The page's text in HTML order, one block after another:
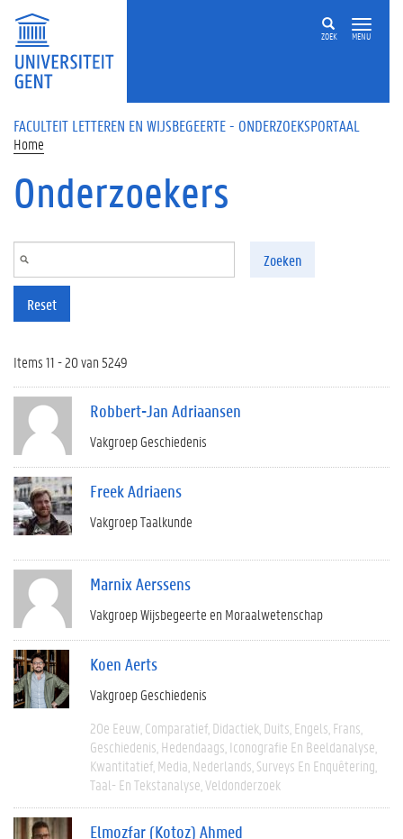
Overslaan en naar de inhoud gaan
ZOEK MENU
FACULTEIT LETTEREN EN WIJSBEGEERTE - ONDERZOEKSPORTAAL
Home
Onderzoekers
Zoeken
Reset
Items 11 - 20 van 5249
Robbert-Jan Adriaansen
Vakgroep Geschiedenis
Freek Adriaens
Vakgroep Taalkunde
Marnix Aerssens
Vakgroep Wijsbegeerte en Moraalwetenschap
Koen Aerts
Vakgroep Geschiedenis
20e Eeuw Comparatief Didactiek Duits Engels Frans
Geschiedenis Hedendaags Iconografie En Beeldanalyse
Kwantitatief Media Nederlands Surveys En Enquêtering
Taal- En Tekstanalyse Veldonderzoek
Elmozfar (Kotoz) Ahmed